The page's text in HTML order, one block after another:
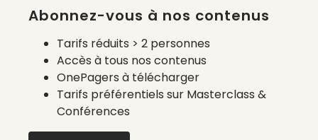
créative & green. Ce tote bag en denim bleu clair
Gironde à base de jean recyclé et reconditionné.
35,00 €
Abonnez-vous à nos contenus
Tarifs réduits > 2 personnes
Accès à tous nos contenus
OnePagers à télécharger
Tarifs préférentiels sur Masterclass &
Conférences